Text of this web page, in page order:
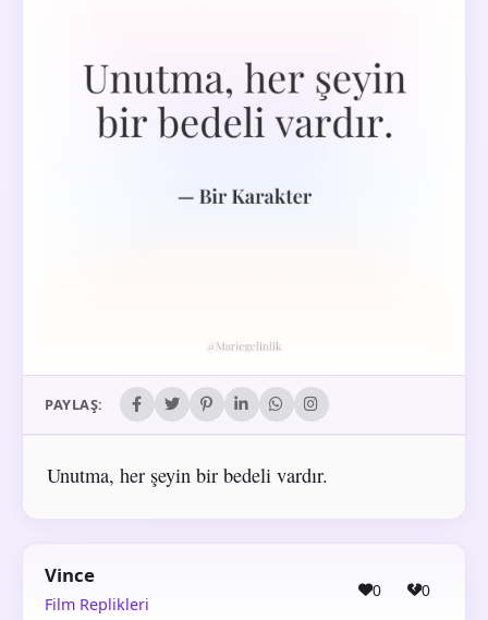
PAYLAŞ:
Unutma, her şeyin bir bedeli vardır.
Vince
Film Replikleri
0 0